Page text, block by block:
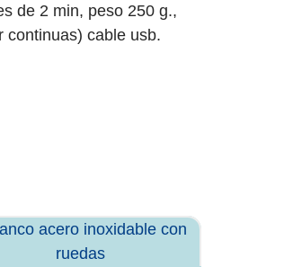
de 2 min, peso 250 g.,
continuas) cable usb.